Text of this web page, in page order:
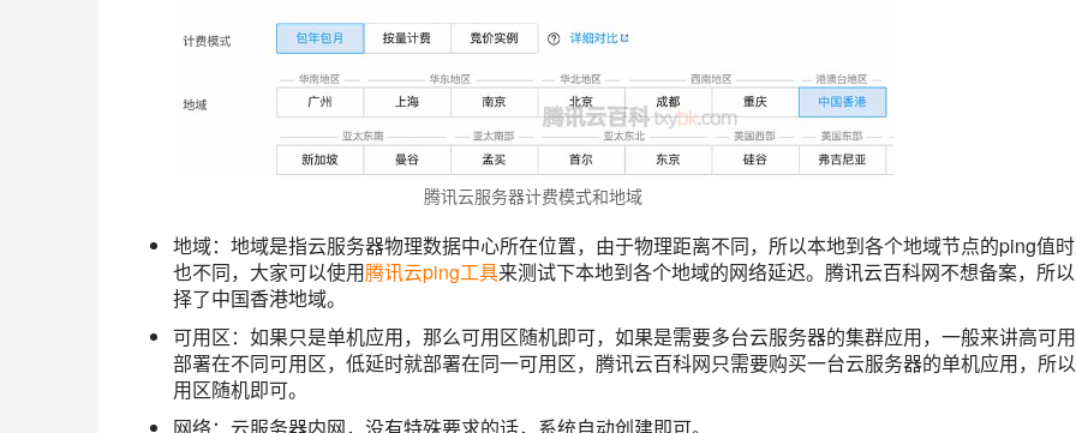
腾讯云服务器计费模式和地域
地域：地域是指云服务器物理数据中心所在位置，由于物理距离不同，所以本地到各个地域节点的ping值
也不同，大家可以使用腾讯云ping工具来测试下本地到各个地域的网络延迟。腾讯云百科网不想备案，所
择了中国香港地域。
可用区：如果只是单机应用，那么可用区随机即可，如果是需要多台云服务器的集群应用，一般来讲高可
部署在不同可用区，低延时就部署在同一可用区，腾讯云百科网只需要购买一台云服务器的单机应用，所
用区随机即可。